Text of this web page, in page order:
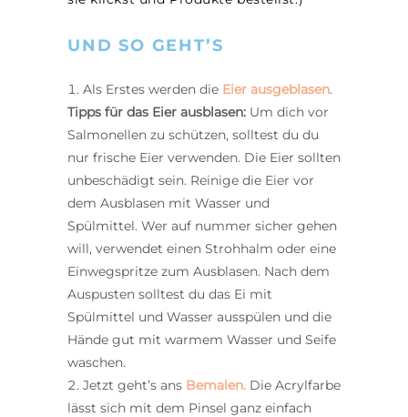
UND SO GEHT’S
Als Erstes werden die Eier ausgeblasen.
Tipps für das Eier ausblasen: Um dich vor
Salmonellen zu schützen, solltest du du
nur frische Eier verwenden. Die Eier sollten
unbeschädigt sein. Reinige die Eier vor
dem Ausblasen mit Wasser und
Spülmittel. Wer auf nummer sicher gehen
will, verwendet einen Strohhalm oder eine
Einwegspritze zum Ausblasen. Nach dem
Auspusten solltest du das Ei mit
Spülmittel und Wasser ausspülen und die
Hände gut mit warmem Wasser und Seife
waschen.
Jetzt geht’s ans Bemalen. Die Acrylfarbe
lässt sich mit dem Pinsel ganz einfach